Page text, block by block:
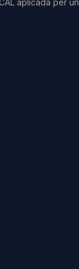
aplicada per un